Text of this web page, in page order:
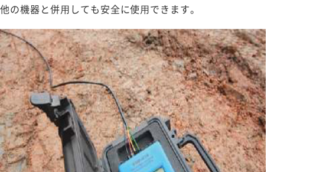
他の機器と併⽤しても安全に使⽤できます。